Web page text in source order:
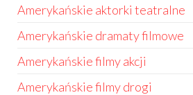
Amerykańskie aktorki teatralne
Amerykańskie dramaty filmowe
Amerykańskie filmy akcji
Amerykańskie filmy drogi